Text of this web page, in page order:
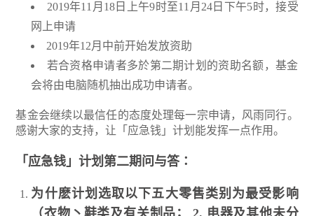
2019年11月18日上午9时至11月24日下午5时，接受
网上申请
2019年12月中前开始发放资助
若合资格申请者多於第二期计划的资助名额，基金
会将由电脑随机抽出成功申请者。
基金会继续以最信任的态度处理每一宗申请，风雨同行。
感谢大家的支持，让「应急钱」计划能发挥一点作用。
「应急钱」计划第二期问与答∶
为什麽计划选取以下五大零售类别为最受影响
（衣物丶鞋类及有关制品； 2. 电器及其他未分